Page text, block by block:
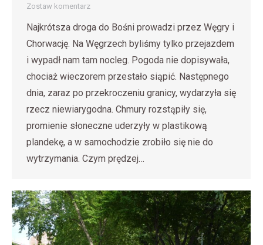
Zostaw komentarz
Najkrótsza droga do Bośni prowadzi przez Węgry i
Chorwację. Na Węgrzech byliśmy tylko przejazdem
i wypadł nam tam nocleg. Pogoda nie dopisywała,
chociaż wieczorem przestało siąpić. Następnego
dnia, zaraz po przekroczeniu granicy, wydarzyła się
rzecz niewiarygodna. Chmury rozstąpiły się,
promienie słoneczne uderzyły w plastikową
plandekę, a w samochodzie zrobiło się nie do
wytrzymania. Czym prędzej…